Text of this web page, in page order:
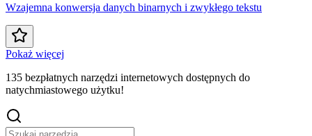
Wzajemna konwersja danych binarnych i zwykłego tekstu
Pokaż więcej
135 bezpłatnych narzędzi internetowych dostępnych do
natychmiastowego użytku!